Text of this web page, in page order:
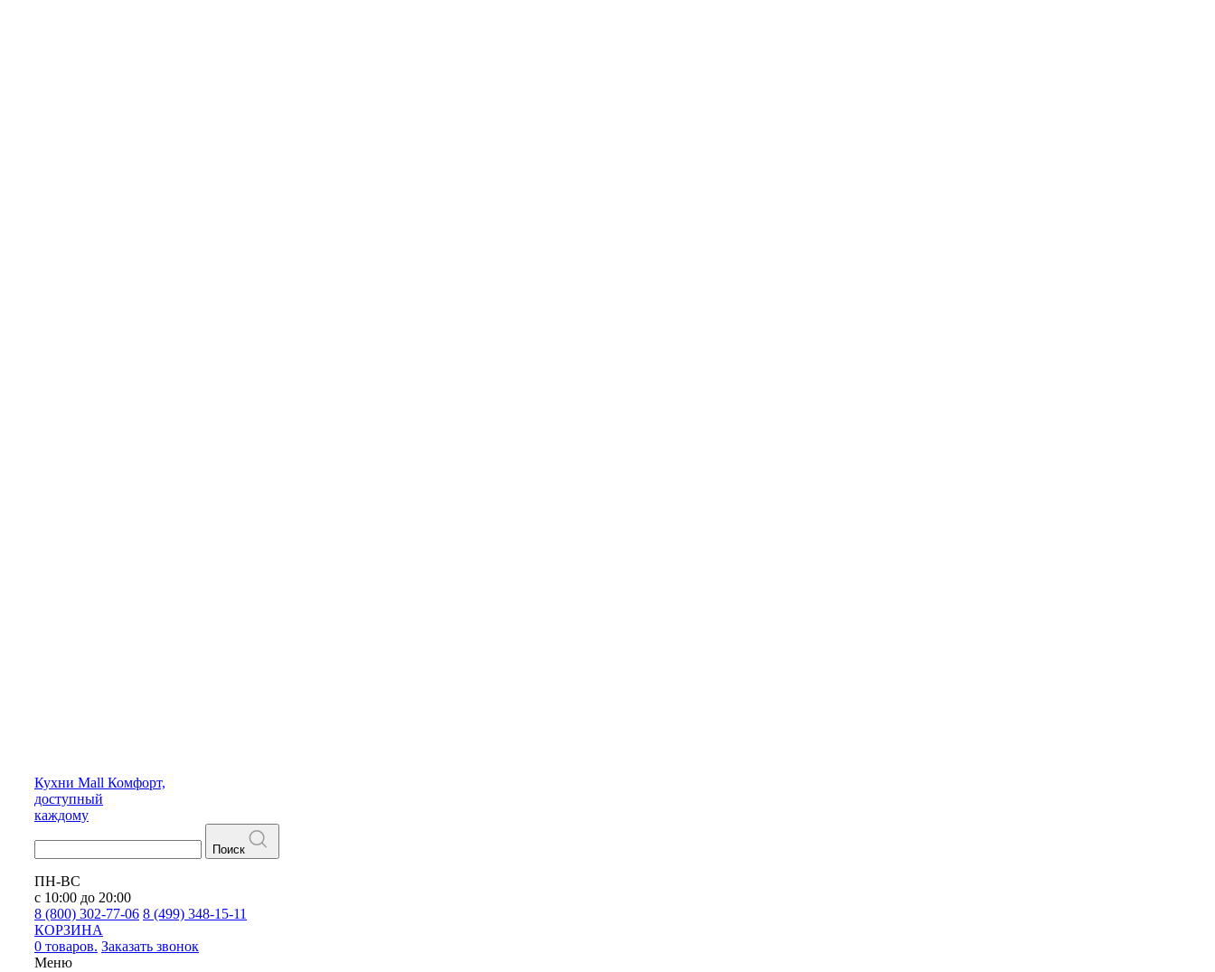
Кухни Mall Комфорт,
доступный
каждому
Поиск
ПН-ВС
с 10:00 до 20:00
8 (800) 302-77-06 8 (499) 348-15-11
КОРЗИНА
0 товаров. Заказать звонок
Меню